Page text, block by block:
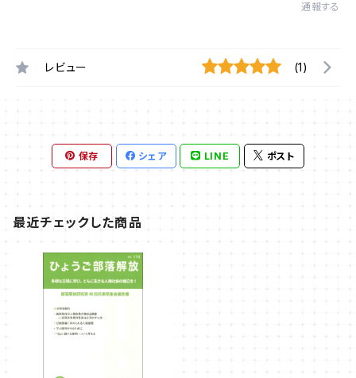
通報する
レビュー (1)
保存 シェア LINE ポスト
最近チェックした商品